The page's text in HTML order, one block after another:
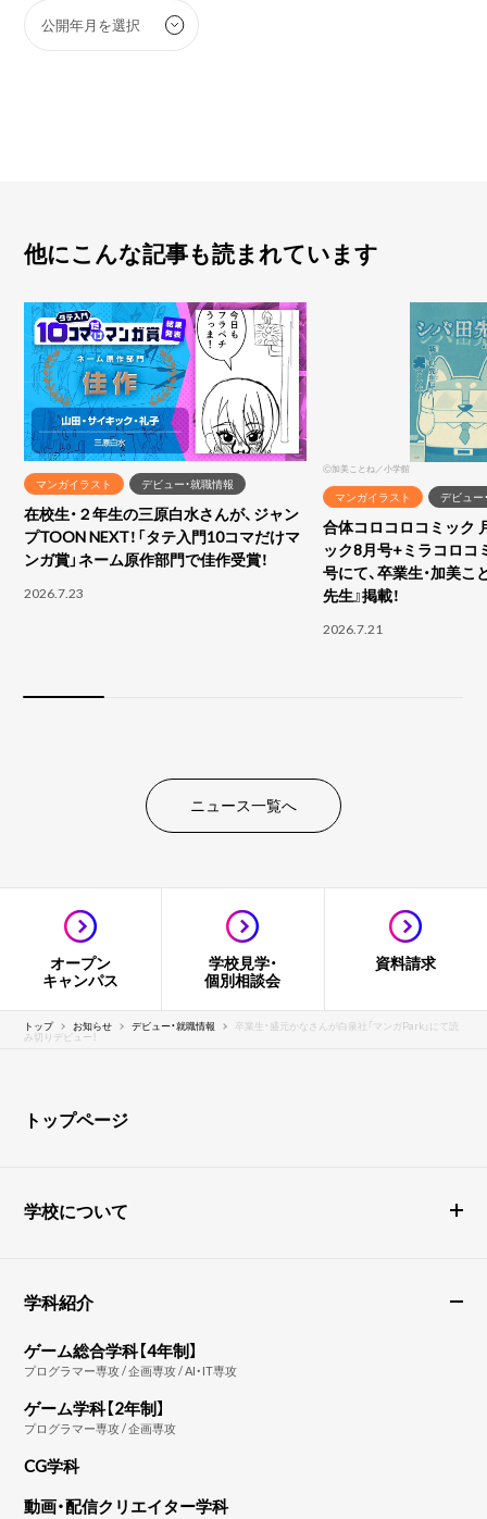
他にこんな記事も読まれています
マンガイラスト デビュー・就職情報
在校生・２年生の三原白水さんが、ジャン
プTOON NEXT！「タテ入門10コマだけマ
ンガ賞」ネーム原作部門で佳作受賞！
2026.7.23
Ⓒ加美ことね／小学館
マンガイラスト デビュー
合体コロコロコミック
ック8月号+ミラコロコ
号にて、卒業生・加美こ
先生』掲載！
2026.7.21
ニュース一覧へ
オープン
キャンパス
学校見学・
個別相談会
資料請求
トップ お知らせ デビュー・就職情報 卒業生・盛元かなさんが白泉社「マンガPark」にて読
み切りデビュー！
トップページ
学校について
学科紹介
ゲーム総合学科【4年制】
プログラマー専攻 / 企画専攻 / AI・IT専攻
ゲーム学科【2年制】
プログラマー専攻 / 企画専攻
CG学科
動画・配信クリエイター学科